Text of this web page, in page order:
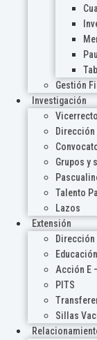
Gestión
Investigación
Dirección
Grupos y
Talento
Lazos
Extensión
Acción E
PITS
Sillas